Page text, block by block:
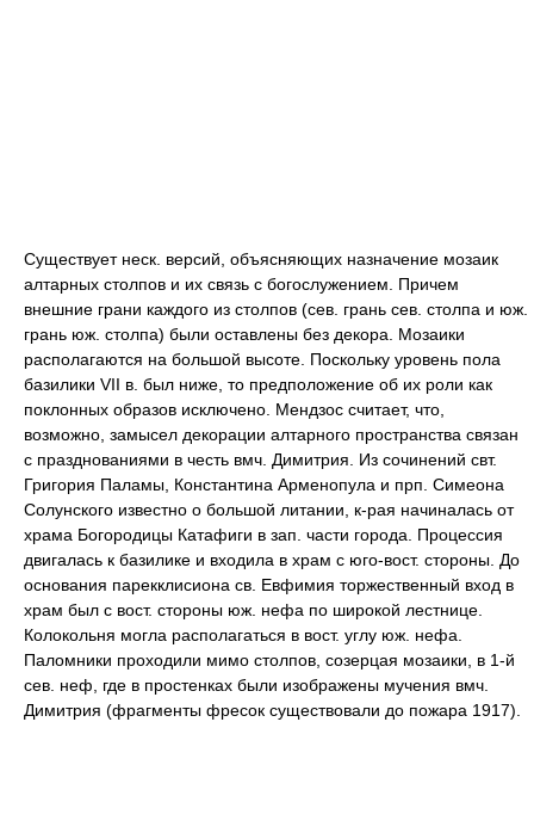
Существует неск. версий, объясняющих назначение мозаик
алтарных столпов и их связь с богослужением. Причем
внешние грани каждого из столпов (сев. грань сев. столпа и юж.
грань юж. столпа) были оставлены без декора. Мозаики
располагаются на большой высоте. Поскольку уровень пола
базилики VII в. был ниже, то предположение об их роли как
поклонных образов исключено. Мендзос считает, что,
возможно, замысел декорации алтарного пространства связан
с празднованиями в честь вмч. Димитрия. Из сочинений свт.
Григория Паламы, Константина Арменопула и прп. Симеона
Солунского известно о большой литании, к-рая начиналась от
храма Богородицы Катафиги в зап. части города. Процессия
двигалась к базилике и входила в храм с юго-вост. стороны. До
основания парекклисиона св. Евфимия торжественный вход в
храм был с вост. стороны юж. нефа по широкой лестнице.
Колокольня могла располагаться в вост. углу юж. нефа.
Паломники проходили мимо столпов, созерцая мозаики, в 1-й
сев. неф, где в простенках были изображены мучения вмч.
Димитрия (фрагменты фресок существовали до пожара 1917).